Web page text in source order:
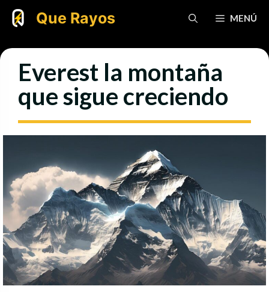
Saltar
Que Rayos MENÚ
Everest la montaña
que sigue creciendo